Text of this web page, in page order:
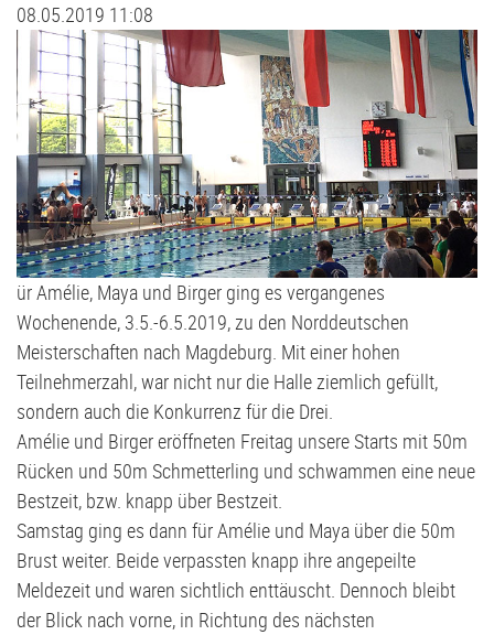
08.05.2019 11:08
ür Amélie, Maya und Birger ging es vergangenes
Wochenende, 3.5.-6.5.2019, zu den Norddeutschen
Meisterschaften nach Magdeburg. Mit einer hohen
Teilnehmerzahl, war nicht nur die Halle ziemlich gefüllt,
sondern auch die Konkurrenz für die Drei.
Amélie und Birger eröffneten Freitag unsere Starts mit 50m
Rücken und 50m Schmetterling und schwammen eine neue
Bestzeit, bzw. knapp über Bestzeit.
Samstag ging es dann für Amélie und Maya über die 50m
Brust weiter. Beide verpassten knapp ihre angepeilte
Meldezeit und waren sichtlich enttäuscht. Dennoch bleibt
der Blick nach vorne, in Richtung des nächsten
Judo
Kanu
Kids Club
Kursanmeldung | Kids Club
Leichtathletik
Schützen
Schwimmen
Tischtennis
Volleyball
Stammtisch
Förderverein
Fussball Bericht Archiv
D2-Jugend - TSV Klausdorf II U12
D3-Jugend - SG Schwentine
E1-Jugend - TSV Klausdorf U11
E2-Jugend - TSV Klausdorf II U10
E3-Jugend - TSV Klausdorf III U10
F1-Jugend - TSV Klausdorf U9
F2-Jugend - TSV Klausdorf U8
G-Jugend - TSV Klausdorf U7
G2-Jugend - TSV Klausdorf U6